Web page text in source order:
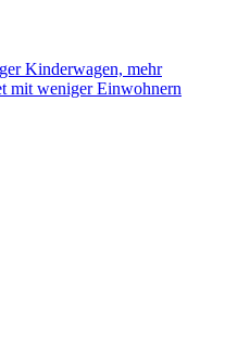
Kinderwagen, mehr
mit weniger Einwohnern